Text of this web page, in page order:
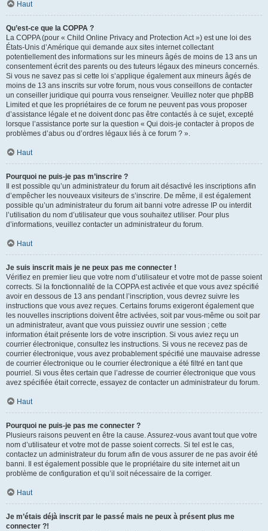
Haut
Qu’est-ce que la COPPA ?
La COPPA (pour « Child Online Privacy and Protection Act ») est une loi des
États-Unis d’Amérique qui demande aux sites internet collectant
potentiellement des informations sur les mineurs âgés de moins de 13 ans un
consentement écrit des parents ou des tuteurs légaux des mineurs concernés.
Si vous ne savez pas si cette loi s’applique également aux mineurs âgés de
moins de 13 ans inscrits sur votre forum, nous vous conseillons de contacter
un conseiller juridique qui pourra vous renseigner. Veuillez noter que phpBB
Limited et que les propriétaires de ce forum ne peuvent pas vous proposer
d’assistance légale et ne doivent donc pas être contactés à ce sujet, excepté
lorsque l’assistance porte sur la question « Qui dois-je contacter à propos de
problèmes d’abus ou d’ordres légaux liés à ce forum ? ».
Haut
Pourquoi ne puis-je pas m’inscrire ?
Il est possible qu’un administrateur du forum ait désactivé les inscriptions afin
d’empêcher les nouveaux visiteurs de s’inscrire. De même, il est également
possible qu’un administrateur du forum ait banni votre adresse IP ou interdit
l’utilisation du nom d’utilisateur que vous souhaitez utiliser. Pour plus
d’informations, veuillez contacter un administrateur du forum.
Haut
Je suis inscrit mais je ne peux pas me connecter !
Vérifiez en premier lieu que votre nom d’utilisateur et votre mot de passe soient
corrects. Si la fonctionnalité de la COPPA est activée et que vous avez spécifié
avoir en dessous de 13 ans pendant l’inscription, vous devrez suivre les
instructions que vous avez reçues. Certains forums exigeront également que
les nouvelles inscriptions doivent être activées, soit par vous-même ou soit par
un administrateur, avant que vous puissiez ouvrir une session ; cette
information était présente lors de votre inscription. Si vous aviez reçu un
courrier électronique, consultez les instructions. Si vous ne recevez pas de
courrier électronique, vous avez probablement spécifié une mauvaise adresse
de courrier électronique ou le courrier électronique a été filtré en tant que
pourriel. Si vous êtes certain que l’adresse de courrier électronique que vous
avez spécifiée était correcte, essayez de contacter un administrateur du forum.
Haut
Pourquoi ne puis-je pas me connecter ?
Plusieurs raisons peuvent en être la cause. Assurez-vous avant tout que votre
nom d’utilisateur et votre mot de passe soient corrects. Si tel est le cas,
contactez un administrateur du forum afin de vous assurer de ne pas avoir été
banni. Il est également possible que le propriétaire du site internet ait un
problème de configuration et qu’il soit nécessaire de la corriger.
Haut
Je m’étais déjà inscrit par le passé mais ne peux à présent plus me
connecter ?!